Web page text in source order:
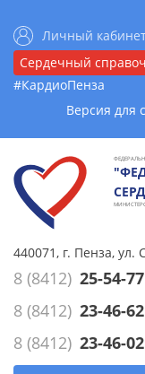
Личный
Сердечный
#КардиоПенза
Версия для
440071, г. Пенза, ул.
8 (8412) 25-54-77
8 (8412) 23-46-62
8 (8412) 23-46-02